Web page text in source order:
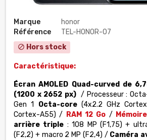
Marque
honor
Référence
TEL-HONOR-07
block Hors stock
Caractéristique:
Écran AMOLED Quad-curved de
(1200 x 2652 px) / Processeur :
Gen 1 Octa-core(4x2.2 GHz
Cortex-A55) /
RAM 12 Go / Mémoire
arrière triple : 108 MP (F1,75) +
(F2,2) + macro 2 MP (F2,4) / Caméra